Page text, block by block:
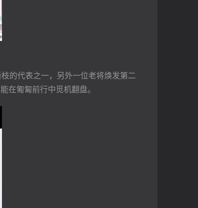
的代表之一，另外一位老将焕发第二
在匍匐前行中觅机翻盘。